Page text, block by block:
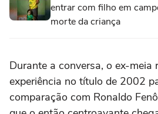
entrar com filho em
morte da criança
Durante a conversa, o ex-meia
experiência no título de 2002
comparação com Ronaldo